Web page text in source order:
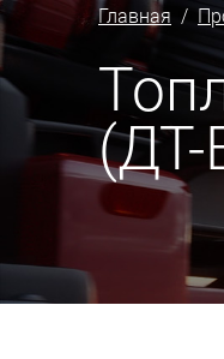
Главная /
(ДТ-